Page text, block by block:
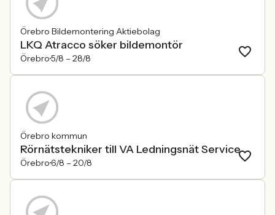
Örebro Bildemontering Aktiebolag
LKQ Atracco söker bildemontör
Örebro5/8 – 28/8
Örebro kommun
Rörnätstekniker till VA Ledningsnät Service
Örebro6/8 – 20/8